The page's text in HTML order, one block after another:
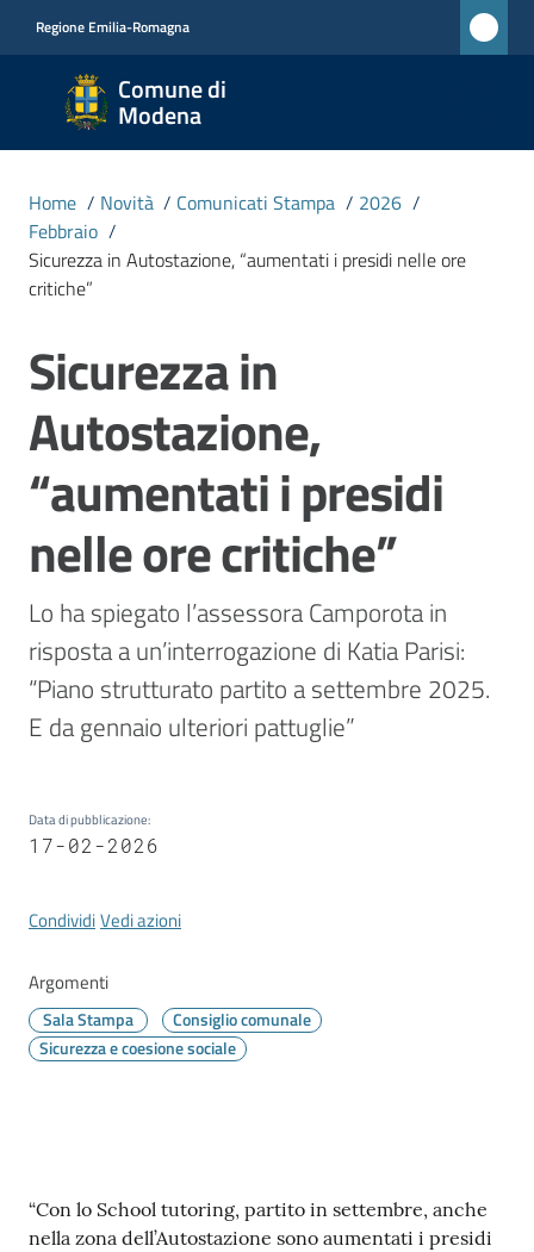
Regione Emilia-Romagna
Comune di
Modena
Comune
di
Modena
CIVICA
MONET
Novità
Menu selezionato
Servizi
Modena
Argomenti
Seguici
su
Home / Novità / Comunicati Stampa / 2026 /
Febbraio /
Sicurezza in Autostazione, “aumentati i presidi nelle ore
critiche”
Salta al contenuto
Sicurezza in
Autostazione,
“aumentati i presidi
nelle ore critiche”
Lo ha spiegato l’assessora Camporota in
risposta a un’interrogazione di Katia Parisi:
“Piano strutturato partito a settembre 2025.
E da gennaio ulteriori pattuglie”
Data di pubblicazione:
17-02-2026
CondividiVedi azioni
Argomenti
Sala Stampa
Consiglio comunale
Sicurezza e coesione sociale
Contenuto
“Con lo School tutoring, partito in settembre, anche
nella zona dell’Autostazione sono aumentati i presidi